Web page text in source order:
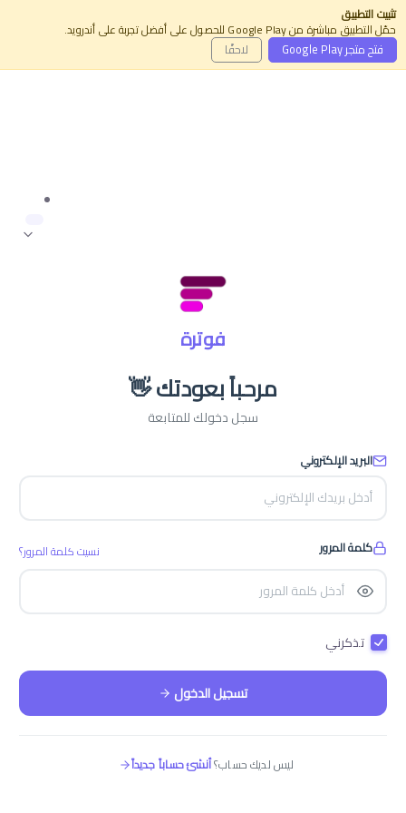
تثبيت التطبيق
حمّل التطبيق مباشرة من Google Play للحصول على أفضل تجربة على أندرويد.
فتح متجر Google Play
لاحقًا
فوترة
مرحباً بعودتك 👋
سجل دخولك للمتابعة
البريد الإلكتروني
كلمة المرور نسيت كلمة المرور؟
تذكرني
تسجيل الدخول
ليس لديك حساب؟أنشئ حساباً جديداً